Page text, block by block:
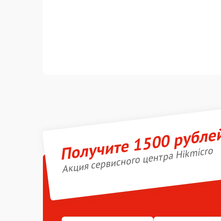
Получите 1500
Акция сервисного центра Hikmicro